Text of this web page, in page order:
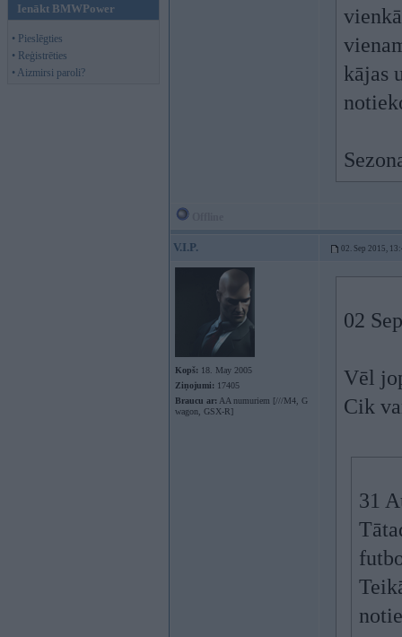
Ienākt BMWPower
• Pieslēgties
• Reģistrēties
• Aizmirsi paroli?
kājas
V.I.P. 02. Sep 2015,
Kopš: 18. May 2005
Ziņojumi: 17405
Braucu ar: AA numuriem [///M4, G
wagon, GSX-R]
02
Vēl
Cik
31